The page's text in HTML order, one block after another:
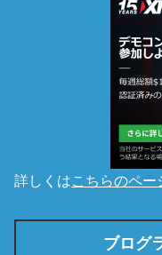
詳しくはこちらのペー
ブログ